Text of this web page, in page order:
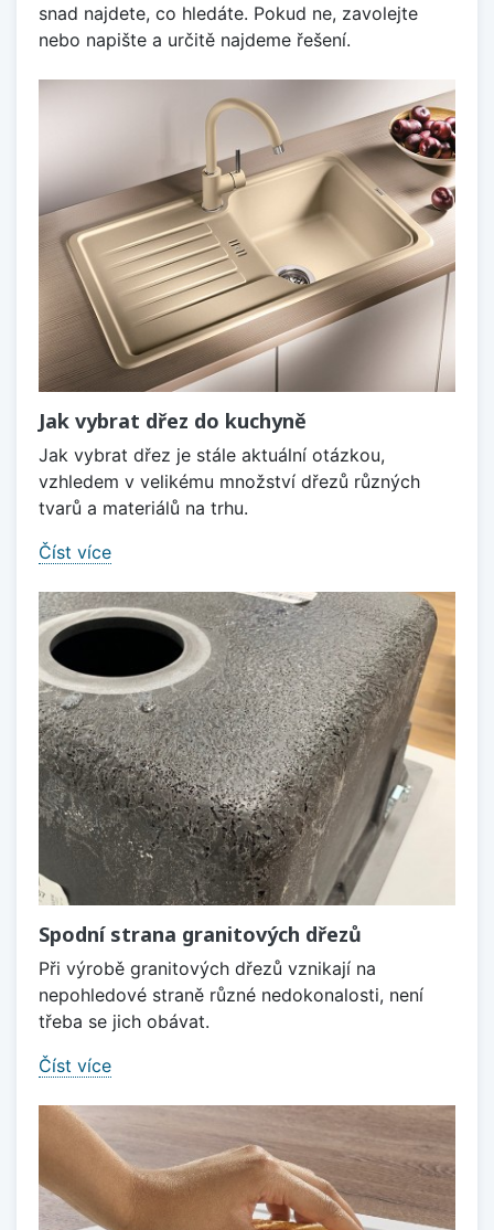
snad najdete, co hledáte. Pokud ne, zavolejte
nebo napište a určitě najdeme řešení.
Jak vybrat dřez do kuchyně
Jak vybrat dřez je stále aktuální otázkou,
vzhledem v velikému množství dřezů různých
tvarů a materiálů na trhu.
Číst více
Spodní strana granitových dřezů
Při výrobě granitových dřezů vznikají na
nepohledové straně různé nedokonalosti, není
třeba se jich obávat.
Číst více